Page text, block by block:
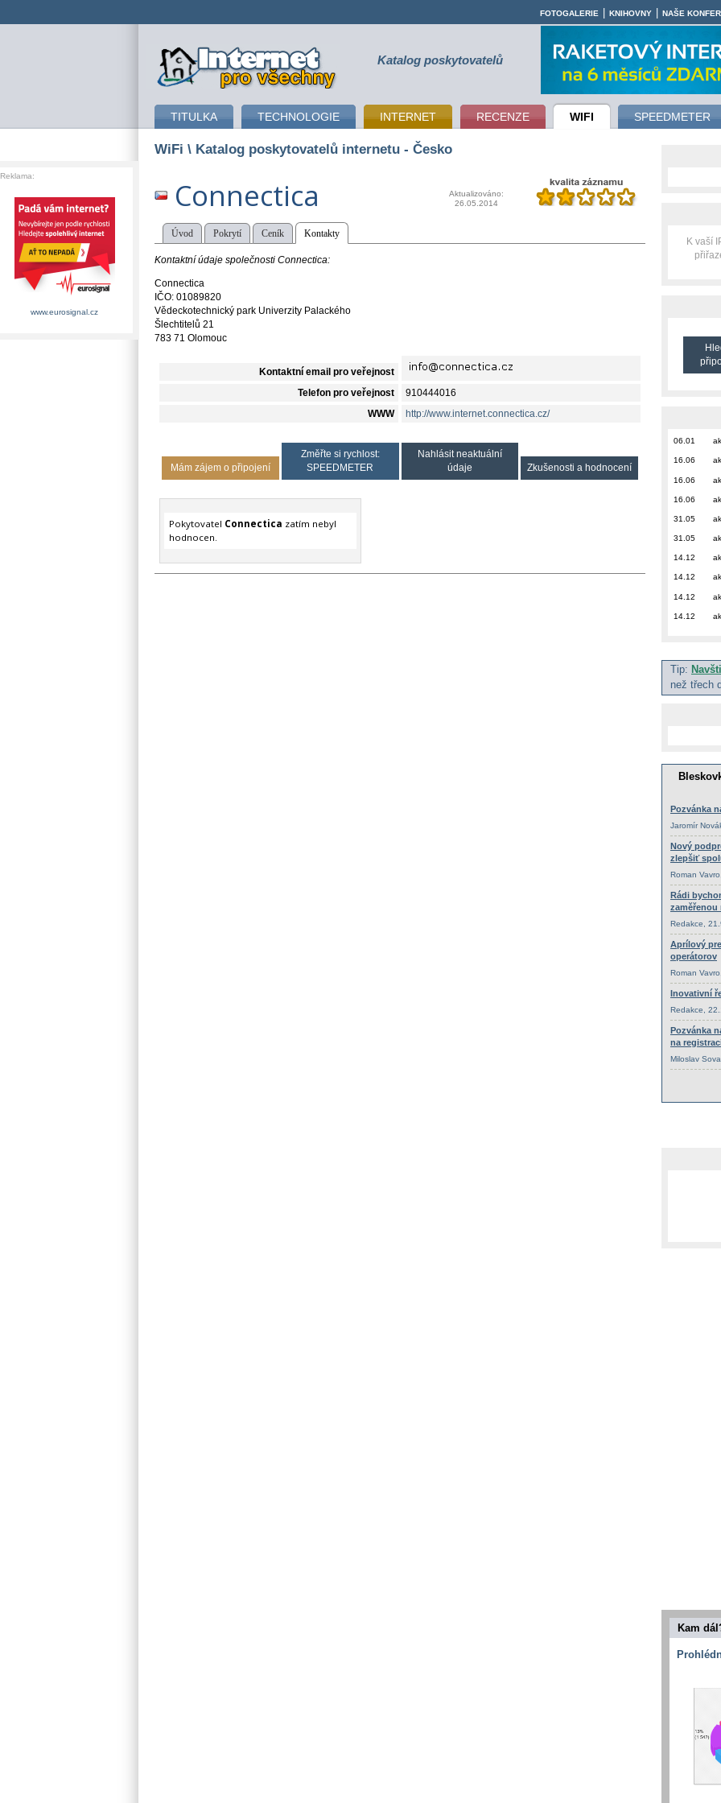
připojení k internetu Katalog poskytovatelů
TITULKA TECHNOLOGIE INTERNET RECENZE WIFI SPEEDMETER
FOTOGALERIE KNIHOVNY NAŠE
WiFi \ Katalog poskytovatelů internetu - Česko
Connectica
Aktualizováno:
26.05.2014
Úvod Pokrytí Ceník Kontakty
Kontaktní údaje společnosti Connectica:
Connectica
IČO: 01089820
Vědeckotechnický park Univerzity Palackého
Šlechtitelů 21
783 71 Olomouc
Kontaktní email pro veřejnost
Telefon pro veřejnost 910444016
WWW http://www.internet.connectica.cz/
Mám zájem o připojení
Změřte si rychlost:
SPEEDMETER
Nahlásit neaktuální
údaje
Zkušenosti a hodnocení
Pokytovatel Connectica zatím nebyl
hodnocen.
K vaší
06.01
16.06
16.06
16.06
31.05
31.05
14.12
14.12
14.12
14.12
Tip:
než třech
Kam
Reklama:
www.eurosignal.cz